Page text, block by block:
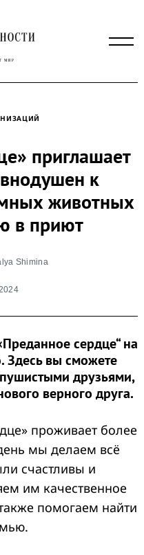
приглашает
к
животных
в приют
Shimina
сердце“ на
Здесь вы сможете
друзьями,
верного друга.
проживает более
мы делаем всё
счастливы и
им качественное
помогаем найти